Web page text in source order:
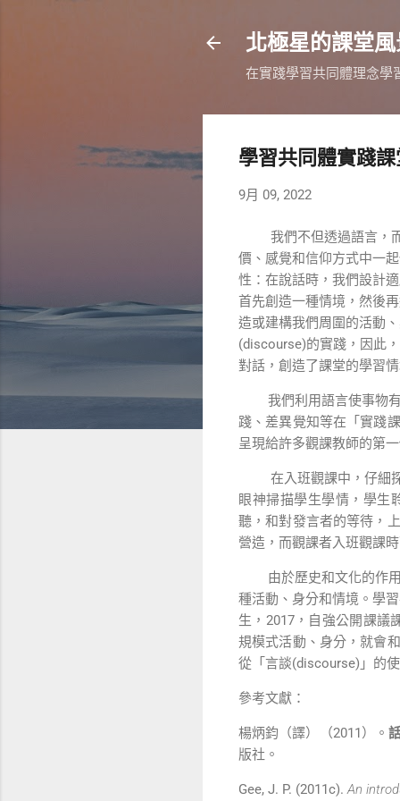
北極星的課堂
在實踐學習共同體理念學
學習共同體實踐
9月 09, 2022
我們不但透過語言，
價、感覺和信仰方式中一
性：在說話時，我們設計
首先創造一種情境，然後
造或建構我們周圍的活動
(discourse)的實踐， 因此
對話，創造了課堂的學習
我們利用語言使事物有
踐、差異覺知等在「實踐
呈現給許多觀課教師的第
在入班觀課中， 仔細
眼神掃描學生學情，學生
聽，和對發言者的等待，
營造，而觀課者入班觀課
由於歷史和文化的作用
種活動、身分和情境。學
生， 2017，自強公開課議
規模式活動、身分，就會
從「言談(discourse)」的
參考文獻：
楊炳鈞（譯）（2011）。
版社。
Gee, J. P. (2011c). An